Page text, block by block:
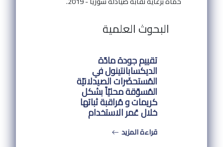
البحوث العلمية
تقييم جودة مادّة
الديكسابانتينول في
المُستحضَرات الصيدلانيّة
المُسوّقة محليّاً بشكل
كريمات و مُراقبة ثباتها
خلال عُمر الاستخدام
قراءة المزيد